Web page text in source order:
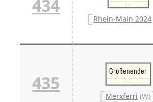
434
Rhein-Main 2024
435
Großenender
Merxferri (W)